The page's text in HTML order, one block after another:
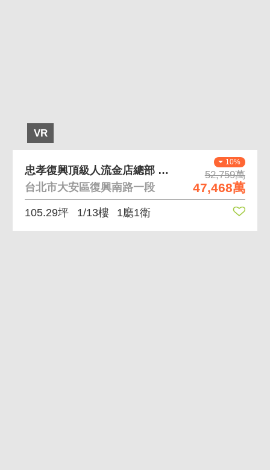
VR
10%
52,759萬
47,468萬
忠孝復興頂級人流金店總部 忠孝復興市中心、挑高6米
台北市大安區復興南路一段
105.29坪 1/13樓 1廳1衛